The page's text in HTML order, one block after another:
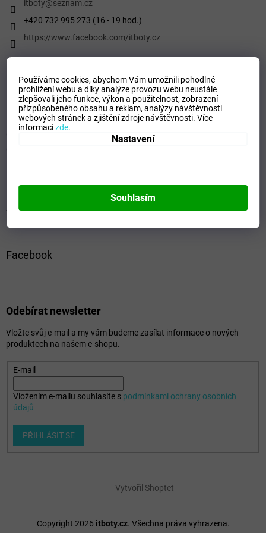
Používáme cookies, abychom Vám umožnili pohodlné
prohlížení webu a díky analýze provozu webu neustále
zlepšovali jeho funkce, výkon a použitelnost,zobrazení
přizpůsobeného obsahu a reklam, analýzy návštěvnosti
webových stránek a zjištění zdroje návštěvnosti.Více
informacízde.
Nastavení
Souhlasím
itboty@seznam.cz
+420 732 995 273 (16 - 19 hod.)
https://www.facebook.com/itboty.cz
Informace pro vás
Kontaktní formulář
Podmínky ochrany osobních údajů
Jak ověřujeme hodnocení a recenze
Facebook
Odebírat newsletter
Vložte svůj e-mail a my vám budeme zasílat informace o nových
produktech na našem e-shopu.
E-mail
Vložením e-mailu souhlasíte s podmínkami ochrany osobních
údajů
PŘIHLÁSIT SE
Vytvořil Shoptet
Copyright 2026 itboty.cz. Všechna práva vyhrazena.